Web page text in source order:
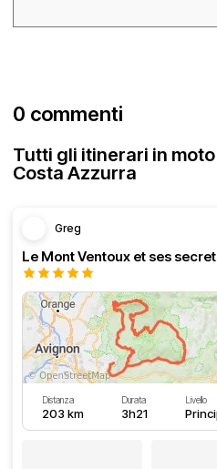
0 commenti
Tutti gli itinerari in
Costa Azzurra
Greg
Le Mont Ventoux et ses
Distanza
203 km
Durata
3h21
Livello